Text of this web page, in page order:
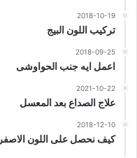
2018-10-19
تركيب اللون البيج
2018-09-25
اعمل ايه جنب الحواوشى
2021-10-22
علاج الصداع بعد المعسل
2018-12-10
كيف نحصل على اللون الاصفر